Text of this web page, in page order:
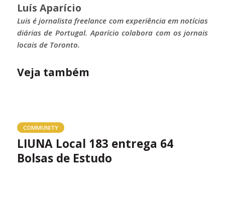
Luís Aparício
Luis é jornalista freelance com experiência em notícias
diárias de Portugal. Aparício colabora com os jornais
locais de Toronto.
Veja também
COMMUNITY
LIUNA Local 183 entrega 64
Bolsas de Estudo